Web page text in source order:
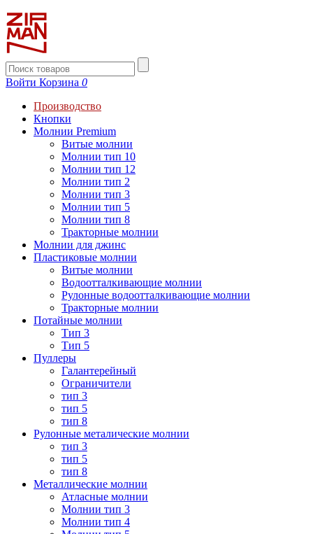
Войти Корзина 0
Производство
Кнопки
Молнии Premium
Витые молнии
Молнии тип 10
Молнии тип 12
Молнии тип 2
Молнии тип 3
Молнии тип 5
Молнии тип 8
Тракторные молнии
Молнии для джинс
Пластиковые молнии
Витые молнии
Водоотталкивающие молнии
Рулонные водоотталкивающие молнии
Тракторные молнии
Потайные молнии
Тип 3
Тип 5
Пуллеры
Галантерейный
Ограничители
тип 3
тип 5
тип 8
Рулонные металические молнии
тип 3
тип 5
тип 8
Металлические молнии
Атласные молнии
Молнии тип 3
Молнии тип 4